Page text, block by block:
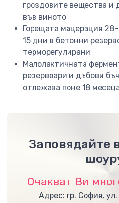
гроздовите вещества и
във виното
Горещата мацерация
15 дни в бетонни
терморегулирани
Малолактичната
резервоари и дъбови
отлежава поне 18
Заповядайте
Очакват Ви
Адрес: гр. София,